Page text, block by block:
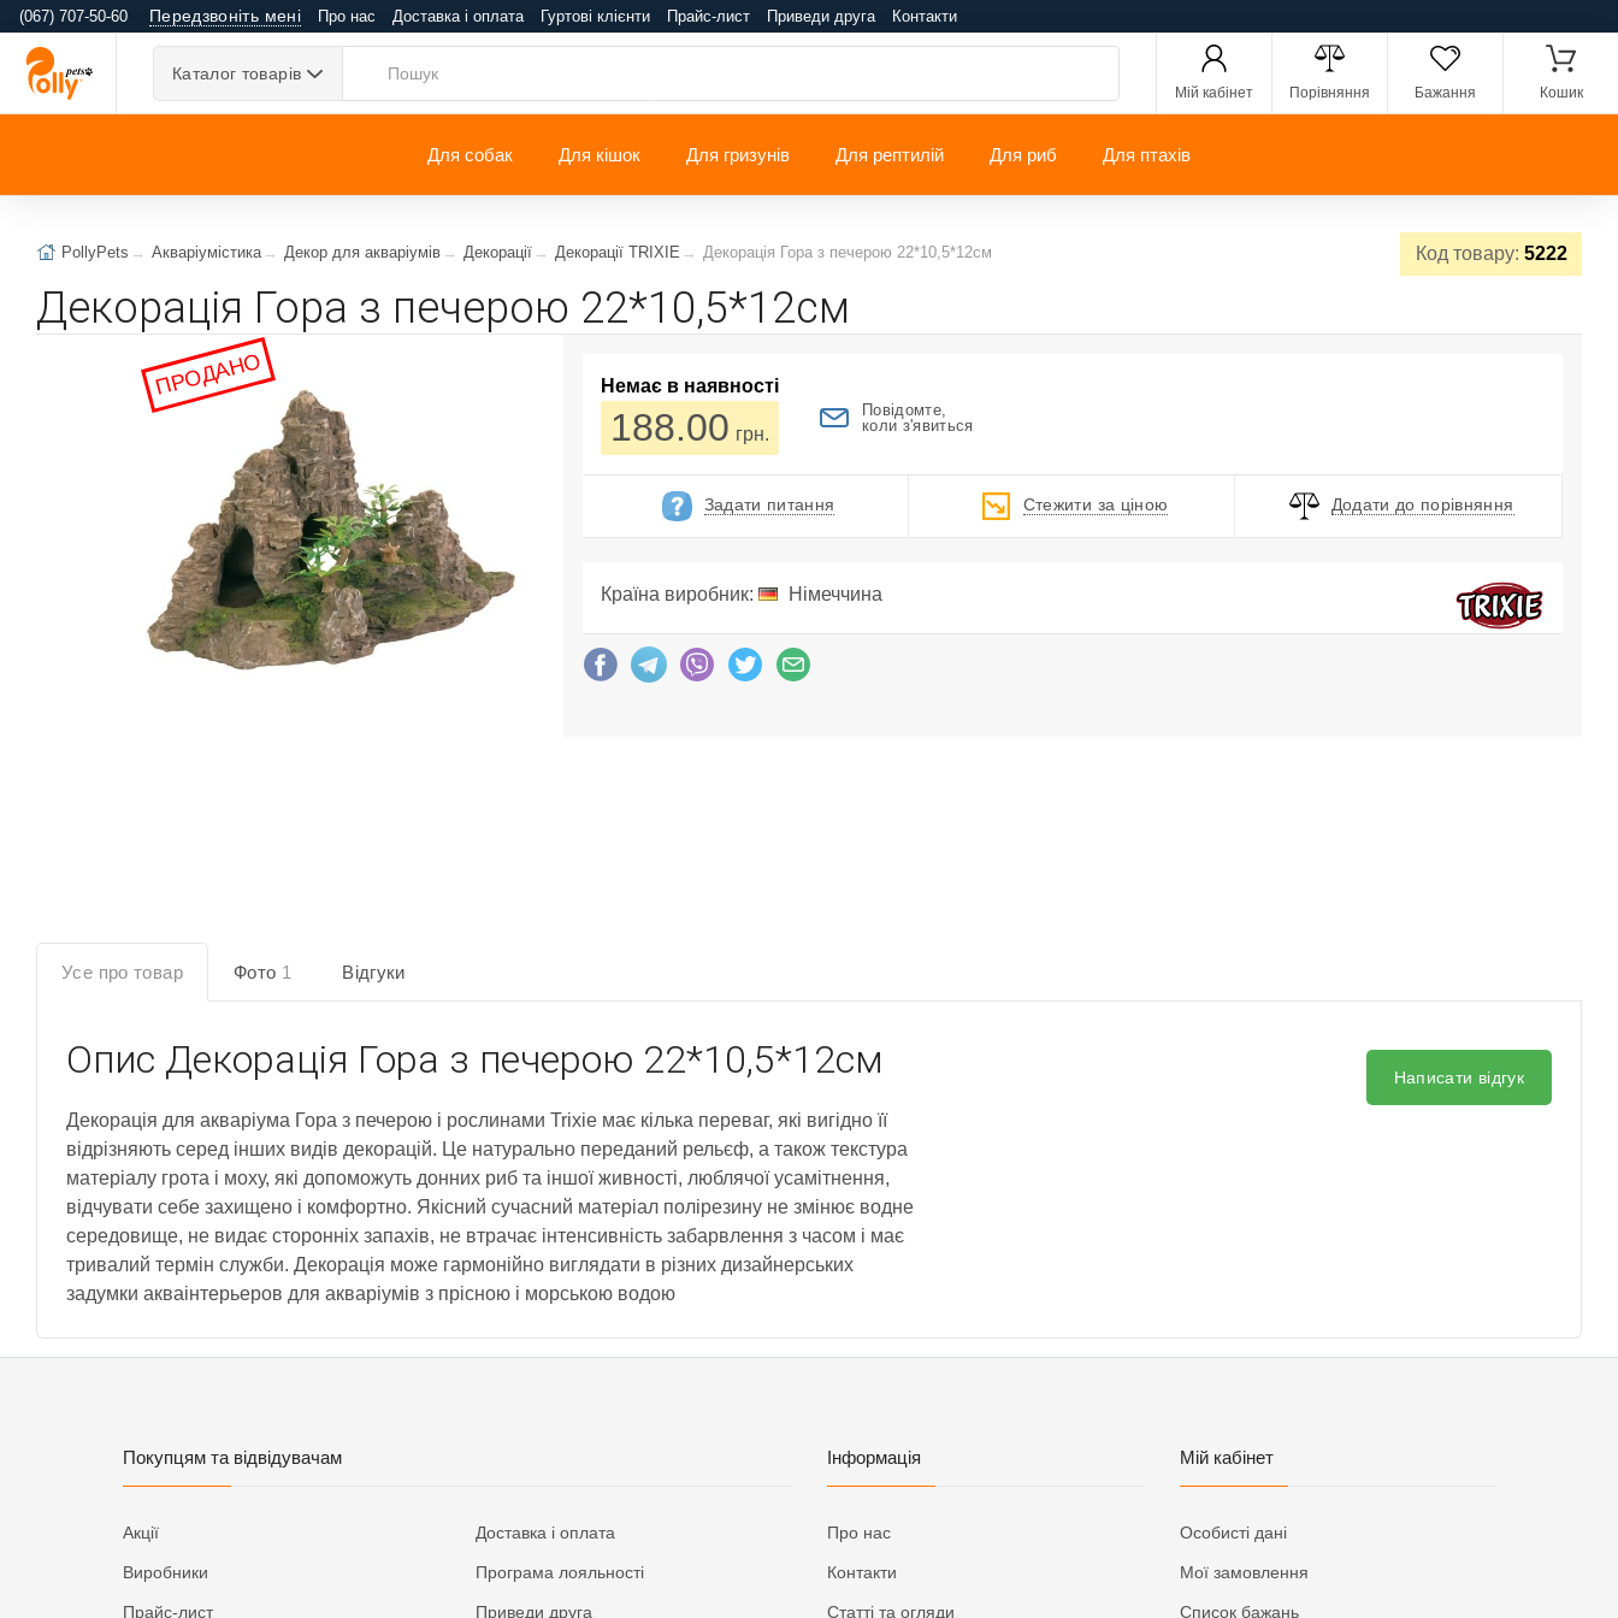
(067) 707-50-60 Передзвоніть мені Про нас Доставка і оплата Гуртові клієнти Прайс-лист Приведи друга Контакти
Каталог товарів
Мій кабінет Порівняння Бажання Кошик
Для собак Для кішок Для гризунів Для рептилій Для риб Для птахів
Код товару: 5222
PollyPets Акваріумістика Декор для акваріумів Декорації Декорації TRIXIE Декорація Гора з печерою 22*10,5*12см
Декорація Гора з печерою 22*10,5*12см
ПРОДАНО Немає в наявності
188.00 грн.
Повідомте,
коли з'явиться
Задати питання Стежити за ціною Додати до порівняння
Країна виробник: Німеччина
Усе про товар Фото 1 Відгуки
Опис Декорація Гора з печерою 22*10,5*12см
Декорація для акваріума Гора з печерою і рослинами Trixie має кілька переваг, які вигідно її
відрізняють серед інших видів декорацій. Це натурально переданий рельєф, а також текстура
матеріалу грота і моху, які допоможуть донних риб та іншої живності, люблячої усамітнення,
відчувати себе захищено і комфортно. Якісний сучасний матеріал полірезину не змінює водне
середовище, не видає сторонніх запахів, не втрачає інтенсивність забарвлення з часом і має
тривалий термін служби. Декорація може гармонійно виглядати в різних дизайнерських
задумки акваінтерьеров для акваріумів з прісною і морською водою
Написати відгук
Покупцям та відвідувачам
Акції
Виробники
Прайс-лист
Доставка і оплата
Програма лояльності
Приведи друга
Інформація
Про нас
Контакти
Статті та огляди
Мій кабінет
Особисті дані
Мої замовлення
Список бажань